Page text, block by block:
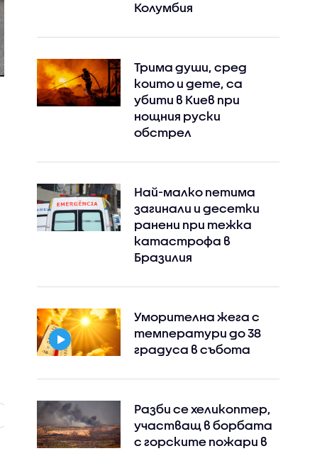
Instagram Facebook
Колумбия
Трима души, сред
които и дете, са
убити в Киев при
нощния руски
обстрел
Най-малко петима
загинали и десетки
ранени при тежка
катастрофа в
Бразилия
Уморителна жега с
температури до 38
градуса в събота
Разби се хеликоптер,
участващ в борбата
с горските пожари в